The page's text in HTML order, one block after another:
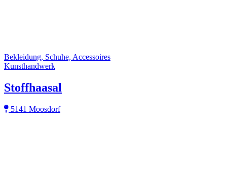
Bekleidung, Schuhe, Accessoires
Kunsthandwerk
Stoffhaasal
5141 Moosdorf